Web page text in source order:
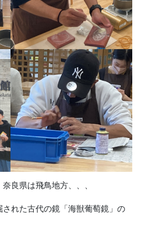
良県は飛鳥地方、、、
れた古代の鏡「海獣葡萄鏡」の